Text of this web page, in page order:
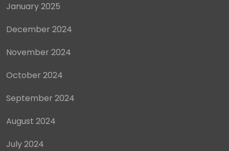
January 2025
December 2024
November 2024
October 2024
September 2024
August 2024
July 2024